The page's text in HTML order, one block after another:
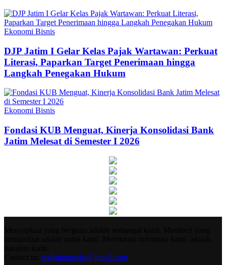
Ekonomi Bisnis
DJP Jatim I Gelar Kelas Pajak Wartawan: Perkuat
Literasi, Paparkan Target Penerimaan hingga
Langkah Penegakan Hukum
Ekonomi Bisnis
Fondasi KUB Menguat, Kinerja Konsolidasi Bank
Jatim Melesat di Semester I 2026
redjatimmedia@gmail.com